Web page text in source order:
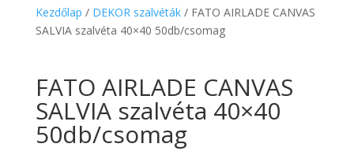
Kezdőlap / DEKOR szalvéták/ FATO AIRLADE CANVAS
SALVIA szalvéta 40×40 50db/csomag
FATO AIRLADE CANVAS
SALVIA szalvéta 40×40
50db/csomag